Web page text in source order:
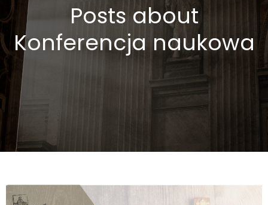
Posts about
Konferencja naukowa